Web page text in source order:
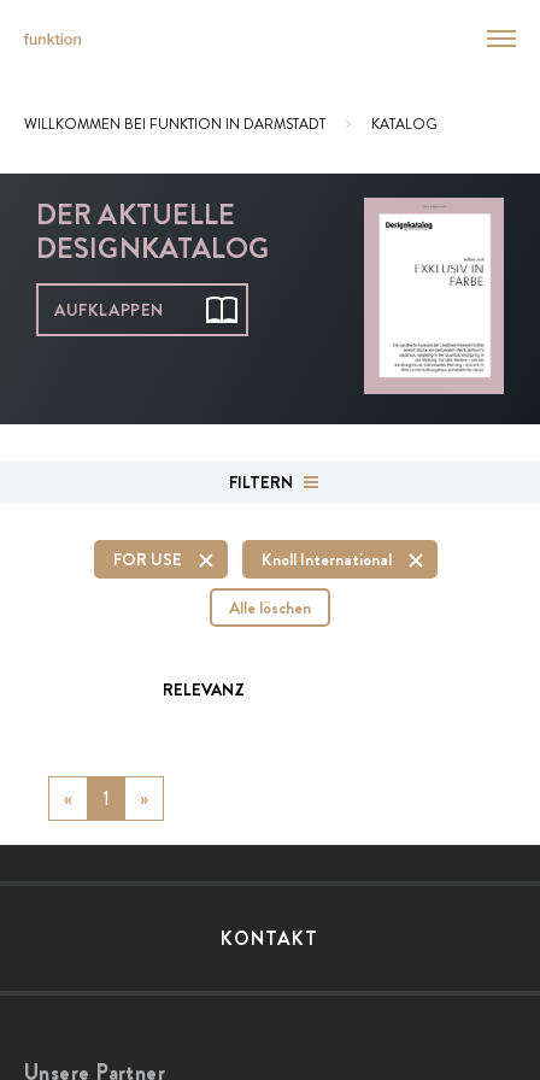
Sie sind hier:
WILLKOMMEN BEI FUNKTION IN DARMSTADT KATALOG
DER AKTUELLE
DESIGNKATALOG
AUFKLAPPEN
FILTERN
FOR USE
Knoll International
Alle löschen
RELEVANZ
« Previous
1 »
KONTAKT
Unsere Partner